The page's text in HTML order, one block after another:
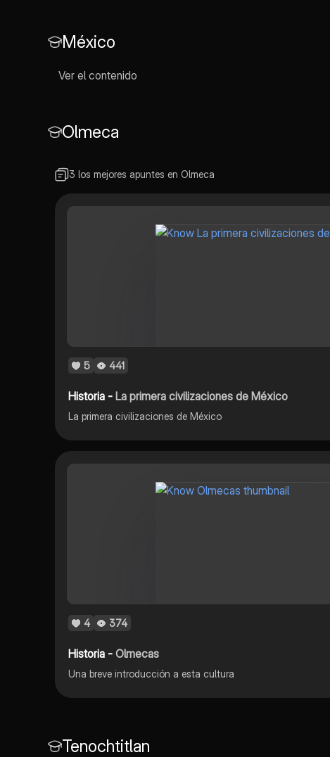
México
Ver el contenido
Olmeca
3 los mejores apuntes en Olmeca
5 441
Historia -La primera civilizaciones de México
La primera civilizaciones de México
4 374
Historia -Olmecas
Una breve introducción a esta cultura
Tenochtitlan